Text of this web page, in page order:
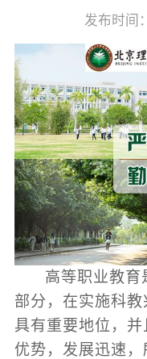
发布时间
高等职业教育
部分，在实施科
具有重要地位，
优势，发展迅速